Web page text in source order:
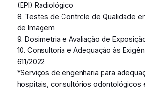
(EPI) Radiológico
8. Testes de Controle de Qualidade
de Imagem
9. Dosimetria e Avaliação de
10. Consultoria e Adequação às
611/2022
*Serviços de engenharia para
hospitais, consultórios odontológicos